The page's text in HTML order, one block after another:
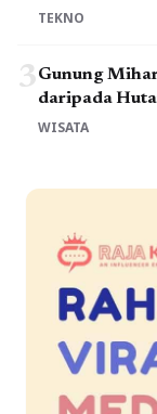
TEKNO
3Gunung
daripada
WISATA